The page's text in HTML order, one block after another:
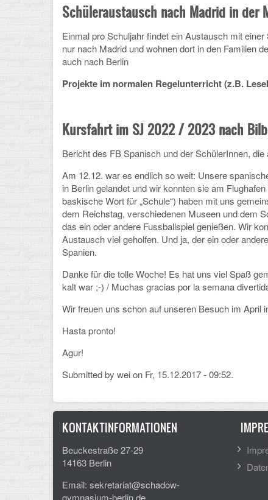
Schüleraustausch nach Madrid in der
Einmal pro Schuljahr findet ein Austausch mit
nur nach Madrid und wohnen dort in den Familien
auch nach Berlin
Projekte im normalen Regelunterricht (z.B.
Kursfahrt im SJ 2022 / 2023 nach
Bericht des FB Spanisch und der SchülerInnen,
Am 12.12. war es endlich so weit: Unsere
in Berlin gelandet und wir konnten sie am
baskische Wort für „Schule“) haben mit uns
dem Reichstag, verschiedenen Museen und dem
das ein oder andere Fussballspiel genießen. Wir
Austausch viel geholfen. Und ja, der ein oder
Spanien.
Danke für die tolle Woche! Es hat uns viel Spaß
kalt war ;-) / Muchas gracias por la semana
Wir freuen uns schon auf unseren Besuch im April
Hasta pronto!
Agur!
Submitted by weion Fr, 15.12.2017 - 09:52.
KONTAKTINFORMATIONEN
Beuckestraße 27-29
14163 Berlin
Email: sekretariat@schadow-
gymnasium-berlin.de